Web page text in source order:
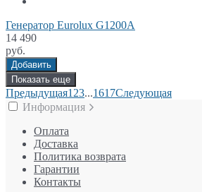
Генератор Eurolux G1200A
14 490
руб.
Добавить
Показать еще
Предыдущая1 23...1617Следующая
Информация
Оплата
Доставка
Политика возврата
Гарантии
Контакты